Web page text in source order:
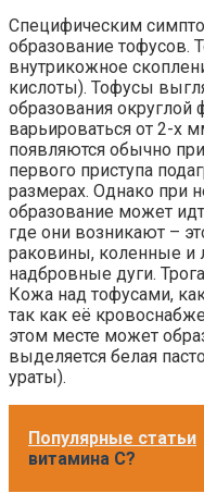
Специфическим
образование тофусов.
внутрикожное
кислоты). Тофусы
образования
варьироваться от 2-х
появляются обычно
первого приступа
размерах. Однако при
образование может
где они возникают –
раковины, коленные и
надбровные дуги.
Кожа над тофусами,
так как её
этом месте может
выделяется белая
ураты).
Популярные статьи
витамина C?